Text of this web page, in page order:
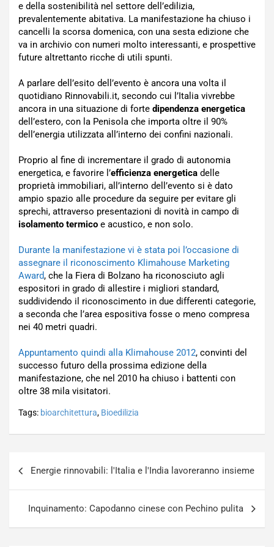
e della sostenibilità nel settore dell’edilizia,
prevalentemente abitativa. La manifestazione ha chiuso i
cancelli la scorsa domenica, con una sesta edizione che
va in archivio con numeri molto interessanti, e prospettive
future altrettanto ricche di utili spunti.
A parlare dell’esito dell’evento è ancora una volta il
quotidiano Rinnovabili.it, secondo cui l’Italia vivrebbe
ancora in una situazione di forte dipendenza energetica
dell’estero, con la Penisola che importa oltre il 90%
dell’energia utilizzata all’interno dei confini nazionali.
Proprio al fine di incrementare il grado di autonomia
energetica, e favorire l’efficienza energetica delle
proprietà immobiliari, all’interno dell’evento si è dato
ampio spazio alle procedure da seguire per evitare gli
sprechi, attraverso presentazioni di novità in campo di
isolamento termico e acustico, e non solo.
Durante la manifestazione vi è stata poi l’occasione di
assegnare il riconoscimento Klimahouse Marketing
Award, che la Fiera di Bolzano ha riconosciuto agli
espositori in grado di allestire i migliori standard,
suddividendo il riconoscimento in due differenti categorie,
a seconda che l’area espositiva fosse o meno compresa
nei 40 metri quadri.
Appuntamento quindi alla Klimahouse 2012, convinti del
successo futuro della prossima edizione della
manifestazione, che nel 2010 ha chiuso i battenti con
oltre 38 mila visitatori.
Tags: bioarchitettura, Bioedilizia
articoli
Energie rinnovabili: l'Italia e l'India lavoreranno insieme
Inquinamento: Capodanno cinese con Pechino pulita